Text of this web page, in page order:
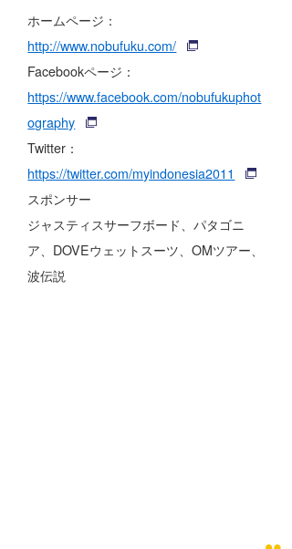
ホームページ：
http://www.nobufuku.com/
Facebookページ：
https://www.facebook.com/nobufukuphot
ography
Twitter：
https://twitter.com/myindonesia2011
スポンサー
ジャスティスサーフボード、パタゴニ
ア、DOVEウェットスーツ、OMツアー、
波伝説